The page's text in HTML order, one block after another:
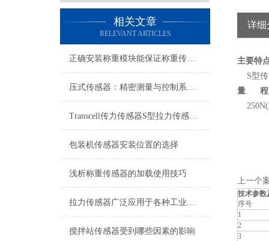
相关文章
RELEVANT ARTICLES
正确安装称重模块能保证称重传感器测量精度
压式传感器：精密测量与控制系统的组件
Transcell传力传感器S型拉力传感器接线方式
包装机传感器安装位置的选择
浅析称重传感器的加载使用技巧
拉力传感器广泛应用于各种工业领域
搅拌站传感器受到哪些因素的影响
详细
主要特
S型传
量 程
上一个
技术参数
序号
1
2
3